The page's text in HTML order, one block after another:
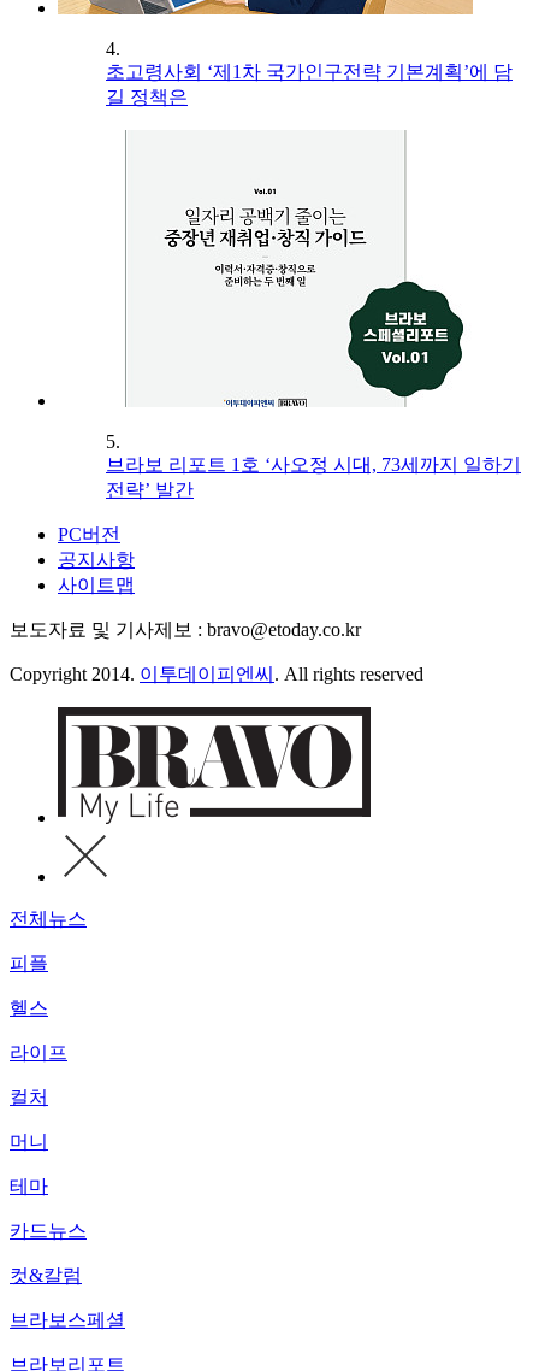
4.
초고령사회 ‘제1차 국가인구전략 기본계획’에 담
길 정책은
5.
브라보 리포트 1호 ‘사오정 시대, 73세까지 일하기
전략’ 발간
PC버전
공지사항
사이트맵
보도자료 및 기사제보 : bravo@etoday.co.kr
Copyright 2014. 이투데이피엔씨 . All rights reserved
전체뉴스
피플
헬스
라이프
컬처
머니
테마
카드뉴스
컷&칼럼
브라보스페셜
브라보리포트